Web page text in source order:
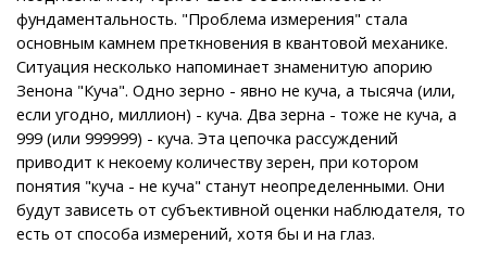
фундаментальность. "Проблема измерения" стала
основным камнем преткновения в квантовой механике.
Ситуация несколько напоминает знаменитую апорию
Зенона "Куча". Одно зерно - явно не куча, а тысяча (или,
если угодно, миллион) - куча. Два зерна - тоже не куча, а
999 (или 999999) - куча. Эта цепочка рассуждений
приводит к некоему количеству зерен, при котором
понятия "куча - не куча" станут неопределенными. Они
будут зависеть от субъективной оценки наблюдателя, то
есть от способа измерений, хотя бы и на глаз.